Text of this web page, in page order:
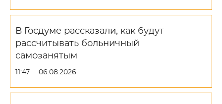
В Госдуме рассказали, как будут
рассчитывать больничный
самозанятым
11:47 06.08.2026